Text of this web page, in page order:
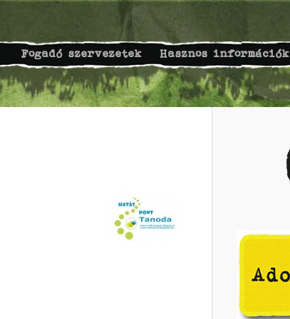
Fogadó szervezetek Hasznos információk